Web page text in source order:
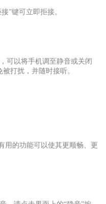
”键可立即拒接。
可以将手机调至静音或关闭
打扰，并随时接听。
用的功能可以使其更顺畅、更